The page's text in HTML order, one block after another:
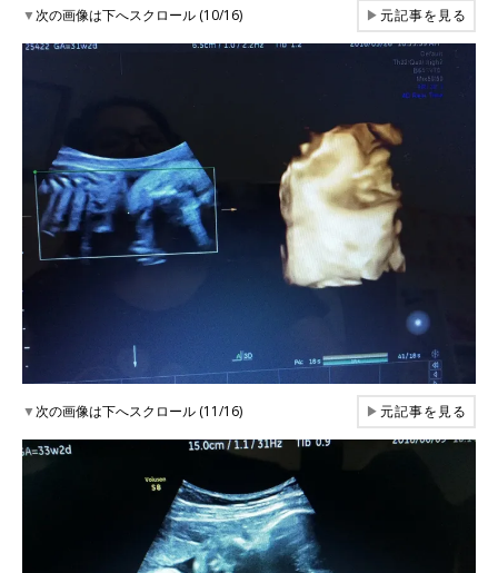
▼次の画像は下へスクロール (10/16) ▶元記事を見る
▼次の画像は下へスクロール (11/16) ▶元記事を見る